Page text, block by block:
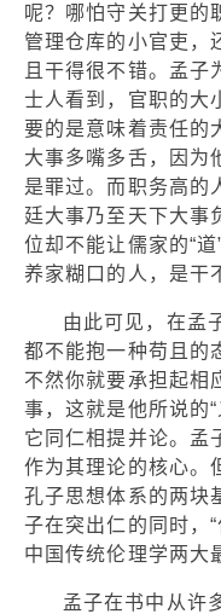
呢？哪怕守关打更的
管理仓库的小官吏，
且干得很不错。孟子
士人看到，官职的大
要的是意味着责任的
大事多嘴多舌，因为
是罪过。而职务高的
廷大事乃至天下大事
位却不能让儒家的“
养家糊口的人，是干
由此可见，在孟
都不能抱一种苟且的
不然你就要承担起相
事，这就是他所说的
它同仁相提并论。孟
作为其理论的核心。
孔子思想体系的两块
子在突出仁的同时，
中国传统伦理学两大
孟子在书中从许